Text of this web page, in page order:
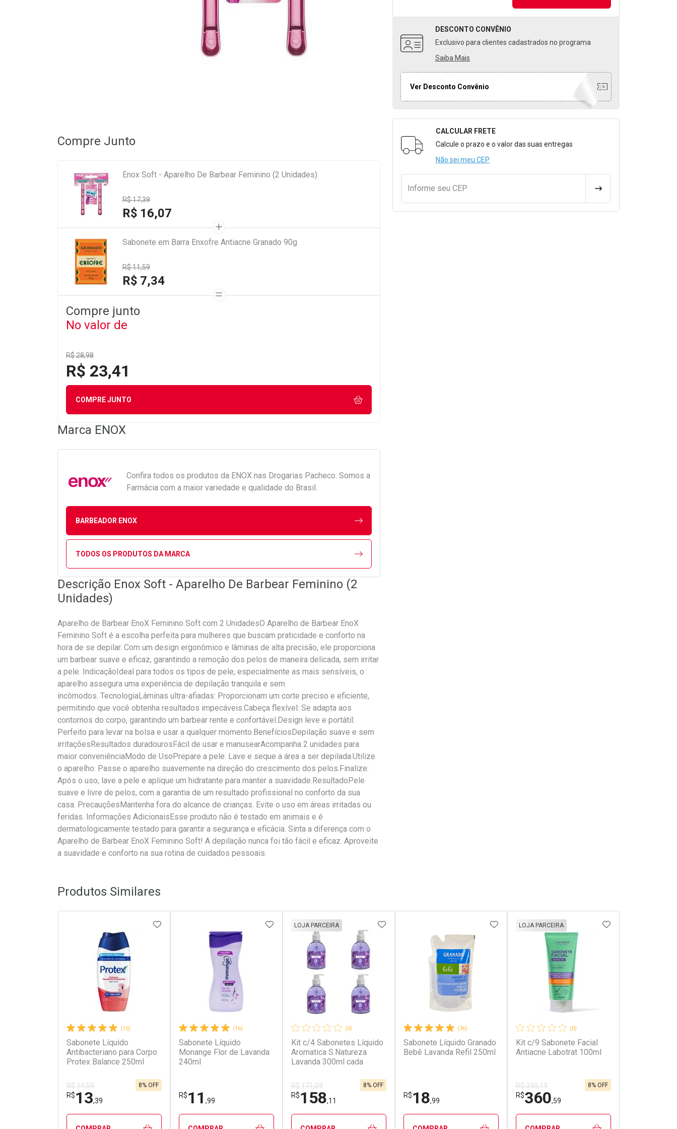
DESCONTO CONVÊNIO
Exclusivo para clientes cadastrados no programa
Saiba Mais
Ver Desconto Convênio
Formulário para Calcular o Frete
CALCULAR FRETE
Calcule o prazo e o valor das suas entregas
Não sei meu CEP
Informe seu CEP CALCULAR FRETE
Compre Junto
Enox Soft - Aparelho De Barbear Feminino (2 Unidades)
R$ 17,39
R$ 16,07
Sabonete em Barra Enxofre Antiacne Granado 90g
R$ 11,59
R$ 7,34
Compre junto
No valor de
R$ 28,98
R$ 23,41
COMPRE JUNTO
Marca ENOX
Confira todos os produtos da ENOX nas Drogarias Pacheco. Somos a
Farmácia com a maior variedade e qualidade do Brasil.
BARBEADOR ENOX
TODOS OS PRODUTOS DA MARCA
Descrição Enox Soft - Aparelho De Barbear Feminino (2
Unidades)
Aparelho de Barbear EnoX Feminino Soft com 2 UnidadesO Aparelho de Barbear EnoX
Feminino Soft é a escolha perfeita para mulheres que buscam praticidade e conforto na
hora de se depilar. Com um design ergonômico e lâminas de alta precisão, ele proporciona
um barbear suave e eficaz, garantindo a remoção dos pelos de maneira delicada, sem irritar
a pele. IndicaçãoIdeal para todos os tipos de pele, especialmente as mais sensíveis, o
aparelho assegura uma experiência de depilação tranquila e sem
incômodos. TecnologiaLâminas ultra-afiadas: Proporcionam um corte preciso e eficiente,
permitindo que você obtenha resultados impecáveis.Cabeça flexível: Se adapta aos
contornos do corpo, garantindo um barbear rente e confortável.Design leve e portátil:
Perfeito para levar na bolsa e usar a qualquer momento.BenefíciosDepilação suave e sem
irritaçõesResultados duradourosFácil de usar e manusearAcompanha 2 unidades para
maior conveniênciaModo de UsoPrepare a pele: Lave e seque a área a ser depilada.Utilize
o aparelho: Passe o aparelho suavemente na direção do crescimento dos pelos.Finalize:
Após o uso, lave a pele e aplique um hidratante para manter a suavidade.ResultadoPele
suave e livre de pelos, com a garantia de um resultado profissional no conforto da sua
casa. PrecauçõesMantenha fora do alcance de crianças. Evite o uso em áreas irritadas ou
feridas. Informações AdicionaisEsse produto não é testado em animais e é
dermatologicamente testado para garantir a segurança e eficácia. Sinta a diferença com o
Aparelho de Barbear EnoX Feminino Soft! A depilação nunca foi tão fácil e eficaz. Aproveite
a suavidade e conforto na sua rotina de cuidados pessoais.
Produtos Similares
(15)
Sabonete Líquido
Antibacteriano para Corpo
Protex Balance 250ml
R$ 14,59
R$13,39
8% OFF
ADICIONAR AOS FAVORITOS
(16)
Sabonete Líquido
Monange Flor de Lavanda
240ml
R$11 ,99
ADICIONAR AOS FAVORITOS
(0)
Kit c/4 Sabonetes Líquido
Aromatica S.Natureza
Lavanda 300ml cada
LOJA PARCEIRA
R$ 171,09
R$158,11
8% OFF
ADICIONAR AOS FAVORITOS
(36)
Sabonete Líquido Granado
Bebê Lavanda Refil 250ml
R$18,99
ADICIONAR AOS FAVORITOS
(0)
Kit c/9 Sabonete Facial
Antiacne Labotrat 100ml
LOJA PARCEIRA
R$ 390,19
R$360,59
8% OFF
ADICIONAR AOS